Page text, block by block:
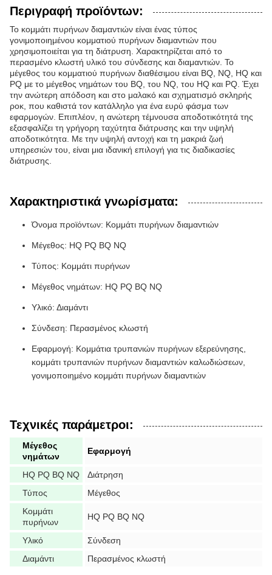
Περιγραφή προϊόντων:
Το κομμάτι πυρήνων διαμαντιών είναι ένας τύπος
γονιμοποιημένου κομματιού πυρήνων διαμαντιών που
χρησιμοποιείται για τη διάτρυση. Χαρακτηρίζεται από το
περασμένο κλωστή υλικό του σύνδεσης και διαμαντιών. Το
μέγεθος του κομματιού πυρήνων διαθέσιμου είναι BQ, NQ, HQ και
PQ με το μέγεθος νημάτων του BQ, του NQ, του HQ και PQ. Έχει
την ανώτερη απόδοση και στο μαλακό και σχηματισμό σκληρής
ροκ, που καθιστά τον κατάλληλο για ένα ευρύ φάσμα των
εφαρμογών. Επιπλέον, η ανώτερη τέμνουσα αποδοτικότητά της
εξασφαλίζει τη γρήγορη ταχύτητα διάτρυσης και την υψηλή
αποδοτικότητα. Με την υψηλή αντοχή και τη μακριά ζωή
υπηρεσιών του, είναι μια ιδανική επιλογή για τις διαδικασίες
διάτρυσης.
Χαρακτηριστικά γνωρίσματα:
Όνομα προϊόντων: Κομμάτι πυρήνων διαμαντιών
Μέγεθος: HQ PQ BQ NQ
Τύπος: Κομμάτι πυρήνων
Μέγεθος νημάτων: HQ PQ BQ NQ
Υλικό: Διαμάντι
Σύνδεση: Περασμένος κλωστή
Εφαρμογή: Κομμάτια τρυπανιών πυρήνων εξερεύνησης,
κομμάτι τρυπανιών πυρήνων διαμαντιών καλωδιώσεων,
γονιμοποιημένο κομμάτι πυρήνων διαμαντιών
Τεχνικές παράμετροι:
Μέγεθος
νημάτων
Εφαρμογή
HQ PQ BQ NQ
Διάτρηση
Τύπος
Μέγεθος
Κομμάτι
πυρήνων
HQ PQ BQ NQ
Υλικό
Σύνδεση
Διαμάντι
Περασμένος κλωστή